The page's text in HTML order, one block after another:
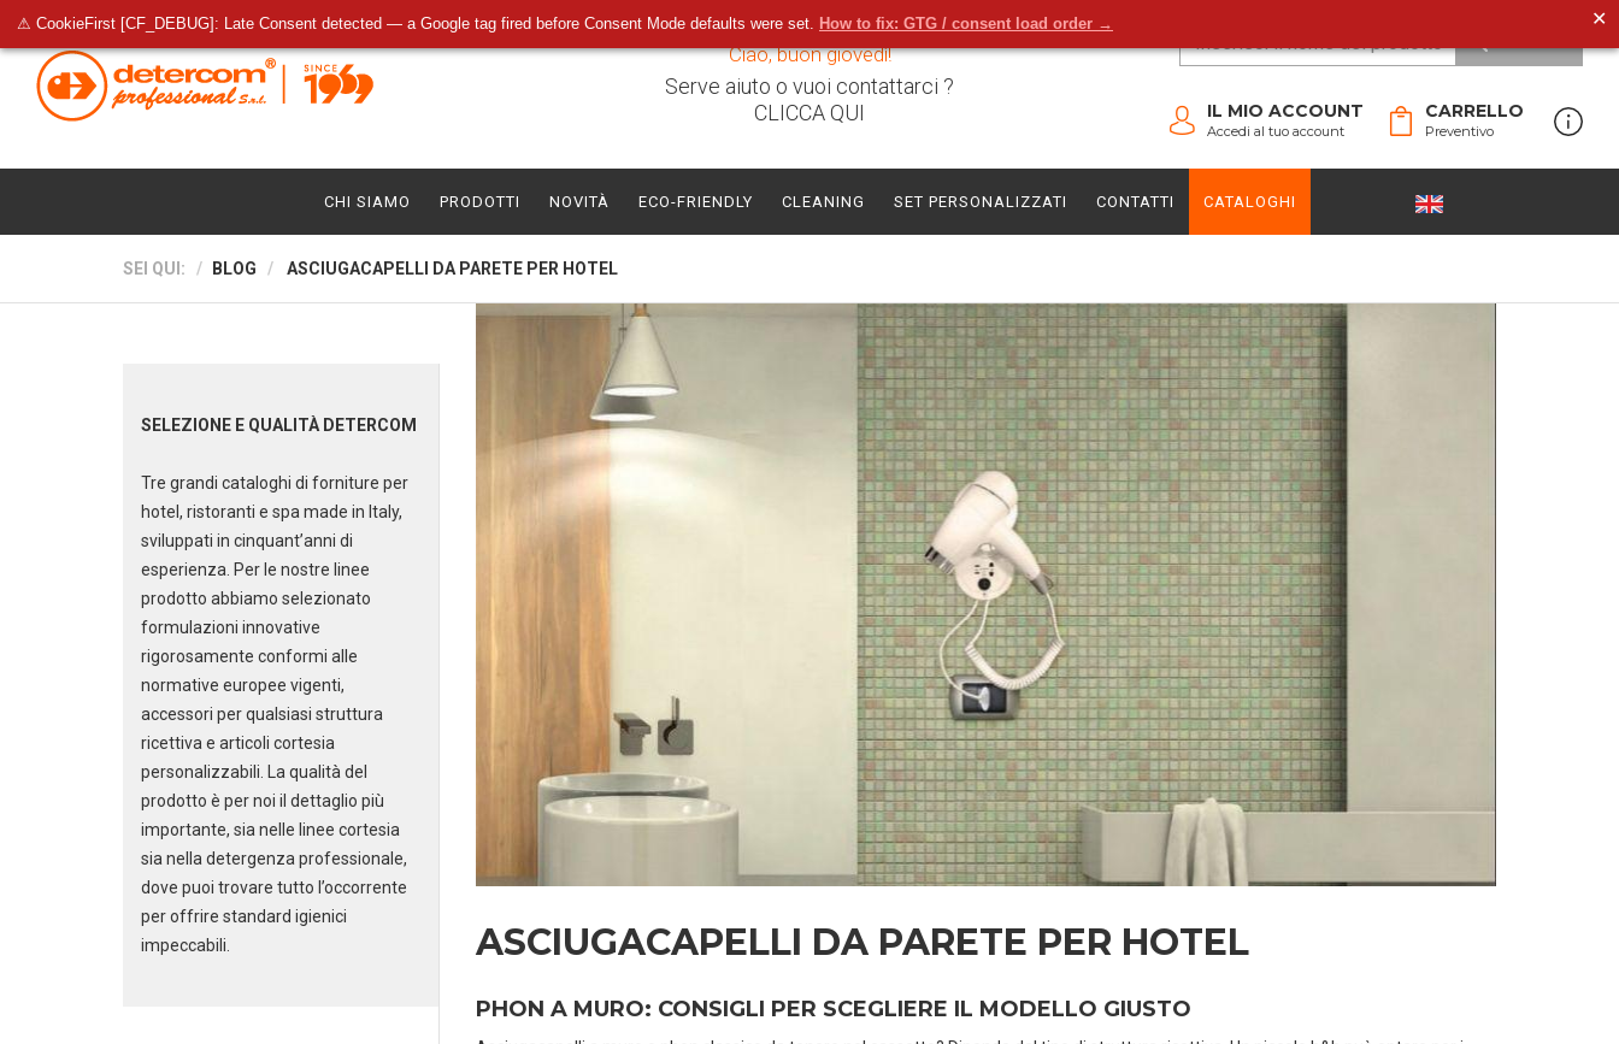
⚠ CookieFirst [CF_DEBUG]: Late Consent detected — a Google tag fired before Consent Mode defaults were set. How to fix: GTG / consent load order → ✕
Ciao, buon giovedì!
Serve aiuto o vuoi contattarci ?
CLICCA QUI
CARRELLO
Preventivo
IL MIO ACCOUNT
Accedi al tuo account
CHI SIAMO PRODOTTI NOVITÀ ECO-FRIENDLY CLEANING SET PERSONALIZZATI CONTATTI CATALOGHI
SEI QUI: BLOG ASCIUGACAPELLI DA PARETE PER HOTEL
SELEZIONE E QUALITÀ DETERCOM
Tre grandi cataloghi di forniture per
hotel, ristoranti e spa made in Italy,
sviluppati in cinquant’anni di
esperienza. Per le nostre linee
prodotto abbiamo selezionato
formulazioni innovative
rigorosamente conformi alle
normative europee vigenti,
accessori per qualsiasi struttura
ricettiva e articoli cortesia
personalizzabili. La qualità del
prodotto è per noi il dettaglio più
importante, sia nelle linee cortesia
sia nella detergenza professionale,
dove puoi trovare tutto l’occorrente
per offrire standard igienici
impeccabili.
ASCIUGACAPELLI DA PARETE PER HOTEL
PHON A MURO: CONSIGLI PER SCEGLIERE IL MODELLO GIUSTO